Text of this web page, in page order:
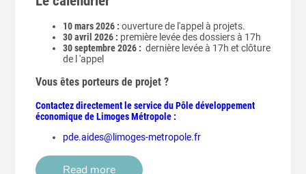
10 mars 2026 : ouverture de l'appel à projets.
30 avril 2026 : première levée des dossiers à 17h
30 septembre 2026 : dernière levée à 17h et clôture
de l 'appel
Vous êtes porteurs de projet ?
Contactez directement le service du Pôle développement
économique de Limoges Métropole :
pde.aides@limoges-metropole.fr
Read more